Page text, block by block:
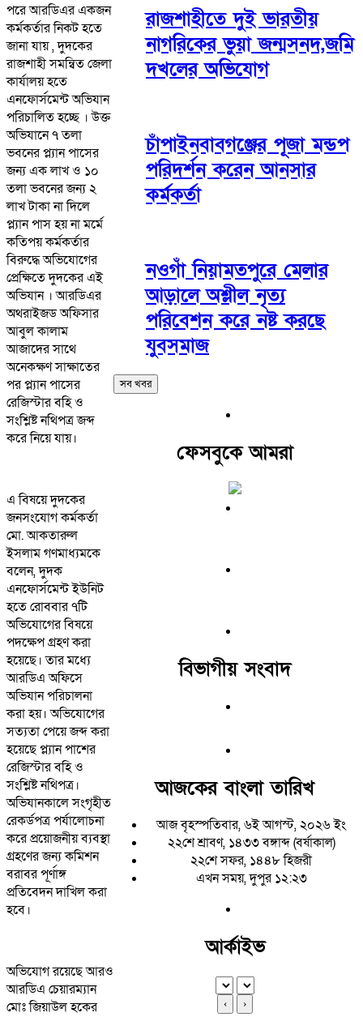
পরে আরডিএর একজন
কর্মকর্তার নিকট হতে
জানা যায় , দুদকের
রাজশাহী সমন্বিত জেলা
কার্যালয় হতে
এনফোর্সমেন্ট অভিযান
পরিচালিত হচ্ছে । উক্ত
অভিযানে ৭ তলা
ভবনের প্ল্যান পাসের
জন্য এক লাখ ও ১০
তলা ভবনের জন্য ২
লাখ টাকা না দিলে
প্ল্যান পাস হয় না মর্মে
কতিপয় কর্মকর্তার
বিরুদ্ধে অভিযোগের
প্রেক্ষিতে দুদকের এই
অভিযান । আরডিএর
অথরাইজড অফিসার
আবুল কালাম
আজাদের সাথে
অনেকক্ষণ সাক্ষাতের
পর প্ল্যান পাসের
রেজিস্টার বহি ও
সংশ্লিষ্ট নথিপত্র জব্দ
করে নিয়ে যায়।
এ বিষয়ে দুদকের
জনসংযোগ কর্মকর্তা
মো. আকতারুল
ইসলাম গণমাধ্যমকে
বলেন, দুদক
এনফোর্সমেন্ট ইউনিট
হতে রোববার ৭টি
অভিযোগের বিষয়ে
পদক্ষেপ গ্রহণ করা
হয়েছে। তার মধ্যে
আরডিএ অফিসে
অভিযান পরিচালনা
করা হয়। অভিযোগের
সত্যতা পেয়ে জব্দ করা
হয়েছে প্ল্যান পাশের
রেজিস্টার বহি ও
সংশ্লিষ্ট নথিপত্র।
অভিযানকালে সংগৃহীত
রেকর্ডপত্র পর্যালোচনা
করে প্রয়োজনীয় ব্যবস্থা
গ্রহণের জন্য কমিশন
বরাবর পূর্ণাঙ্গ
প্রতিবেদন দাখিল করা
হবে।
অভিযোগ রয়েছে আরও
আরডিএ চেয়ারম্যান
মোঃ জিয়াউল হকের
রাজশাহীতে দুই ভারতীয়
নাগরিকের ভুয়া জন্মসনদ,জমি
দখলের অভিযোগ
চাঁপাইনবাবগঞ্জের পূজা মন্ডপ
পরিদর্শন করেন আনসার
কর্মকর্তা
নওগাঁ নিয়ামতপুরে মেলার
আড়ালে অশ্লীল নৃত্য
পরিবেশন করে নষ্ট করছে
যুবসমাজ
সব খবর
ফেসবুকে আমরা
বিভাগীয় সংবাদ
আজকের বাংলা তারিখ
আজ বৃহস্পতিবার, ৬ই আগস্ট, ২০২৬ ইং
২২শে শ্রাবণ, ১৪৩৩ বঙ্গাব্দ (বর্ষাকাল)
২২শে সফর, ১৪৪৮ হিজরী
এখন সময়, দুপুর ১২:২৩
আর্কাইভ
‹ ›